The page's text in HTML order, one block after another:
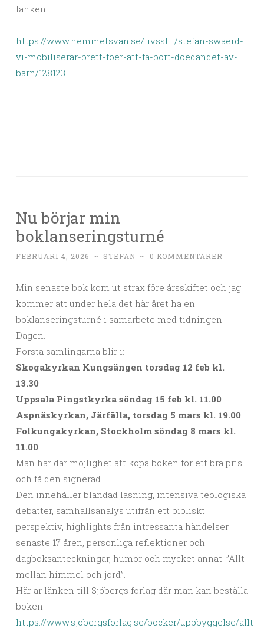
länken:
https://www.hemmetsvan.se/livsstil/stefan-swaerd-
vi-mobiliserar-brett-foer-att-fa-bort-doedandet-av-
barn/128123
Nu börjar min
boklanseringsturné
FEBRUARI 4, 2026 ~ STEFAN ~ 0 KOMMENTARER
Min senaste bok kom ut strax före årsskiftet och jag
kommer att under hela det här året ha en
boklanseringsturné i samarbete med tidningen
Dagen.
Första samlingarna blir i:
Skogakyrkan Kungsängen torsdag 12 feb kl.
13.30
Uppsala Pingstkyrka söndag 15 feb kl. 11.00
Aspnäskyrkan, Järfälla, torsdag 5 mars kl. 19.00
Folkungakyrkan, Stockholm söndag 8 mars kl.
11.00
Man har där möjlighet att köpa boken för ett bra pris
och få den signerad.
Den innehåller blandad läsning, intensiva teologiska
debatter, samhällsanalys utifrån ett bibliskt
perspektiv, highlights från intressanta händelser
senaste 17 åren, personliga reflektioner och
dagboksanteckningar, humor och mycket annat. ”Allt
mellan himmel och jord”.
Här är länken till Sjöbergs förlag där man kan beställa
boken:
https://www.sjobergsforlag.se/bocker/uppbyggelse/allt-